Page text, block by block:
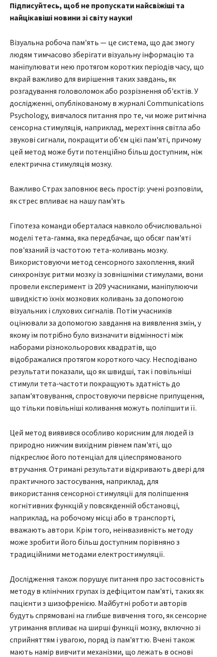
Підписуйтесь, щоб не пропускати найсвіжіші та
найцікавіші новини зі світу науки!
Візуальна робоча пам'ять — це система, що дає змогу
людям тимчасово зберігати візуальну інформацію та
маніпулювати нею протягом коротких періодів часу, що
вкрай важливо для вирішення таких завдань, як
розгадування головоломок або розрізнення об'єктів. У
дослідженні, опублікованому в журналі Communications
Psychology, вивчалося питання про те, чи може ритмічна
сенсорна стимуляція, наприклад, мерехтіння світла або
звукові сигнали, покращити об'єм цієї пам'яті, причому
цей метод може бути потенційно більш доступним, ніж
електрична стимуляція мозку.
Важливо Страх заповнює весь простір: учені розповіли,
як стрес впливає на нашу пам'ять
Гіпотеза команди оберталася навколо обчислювальної
моделі тета-гамма, яка передбачає, що обсяг пам'яті
пов'язаний із частотою тета-коливань мозку.
Використовуючи метод сенсорного захоплення, який
синхронізує ритми мозку із зовнішніми стимулами, вони
провели експеримент із 209 учасниками, маніпулюючи
швидкістю їхніх мозкових коливань за допомогою
візуальних і слухових сигналів. Потім учасників
оцінювали за допомогою завдання на виявлення змін, у
якому їм потрібно було визначити відмінності між
наборами різнокольорових квадратів, що
відображалися протягом короткого часу. Несподівано
результати показали, що як швидші, так і повільніші
стимули тета-частоти покращують здатність до
запам'ятовування, спростовуючи первісне припущення,
що тільки повільніші коливання можуть поліпшити її.
Цей метод виявився особливо корисним для людей із
природно нижчим вихідним рівнем пам'яті, що
підкреслює його потенціал для цілеспрямованого
втручання. Отримані результати відкривають двері для
практичного застосування, наприклад, для
використання сенсорної стимуляції для поліпшення
когнітивних функцій у повсякденній обстановці,
наприклад, на робочому місці або в транспорті,
вважають автори. Крім того, неінвазивність методу
може зробити його більш доступним порівняно з
традиційними методами електростимуляції.
Дослідження також порушує питання про застосовність
методу в клінічних групах із дефіцитом пам'яті, таких як
пацієнти з шизофренією. Майбутні роботи авторів
будуть спрямовані на глибше вивчення того, як сенсорне
утримання впливає на ширші функції мозку, включно зі
сприйняттям і увагою, поряд із пам'яттю. Вчені також
мають намір вивчити механізми, що лежать в основі